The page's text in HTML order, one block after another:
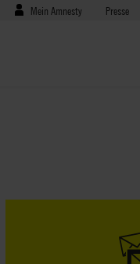
Benutzermenü
Mein Amnesty Presse
Presse